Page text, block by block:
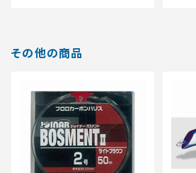
その他の商品